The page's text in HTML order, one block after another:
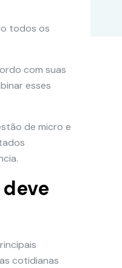
todos os
com suas
esses
de micro e
cotidianas